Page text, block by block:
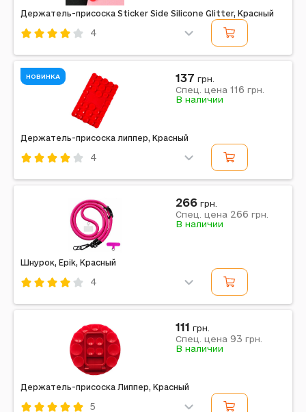
Держатель-присоска Sticker Side Silicone Glitter, Красный
4
Красный
Примечание: 75 x 50 мм
НОВИНКА
Держатель-присоска липпер, Красный
4
Примечание: 10 x 6 см
137 грн.
Спец. цена 116 грн.
В наличии
Шнурок, Epik, Красный
4
Примечание: 120 см, 10 мм, Raspberry
266 грн.
Спец. цена 266 грн.
В наличии
Держатель-присоска Липпер, Красный
5
111 грн.
Спец. цена 93 грн.
В наличии